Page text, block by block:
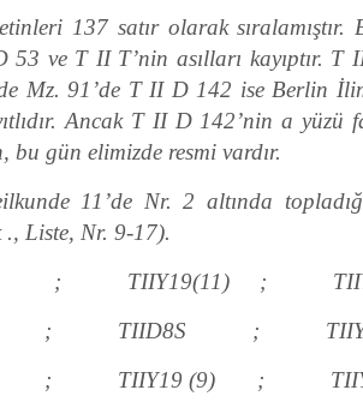
137 satır olarak
53 ve T II T’nin asılları kayıptır.
Mz. 91’de T II D 142 ise Berlin
Ancak T II D 142’nin a yüzü
bu gün elimizde resmi vardır.
11’de Nr. 2 altında
., Liste, Nr. 9-17).
f ; TIIY19(11) ;
; TIID8S ;
; TIIY19 (9) ;